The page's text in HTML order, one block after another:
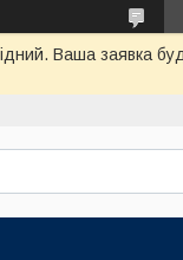
Ваша заявка